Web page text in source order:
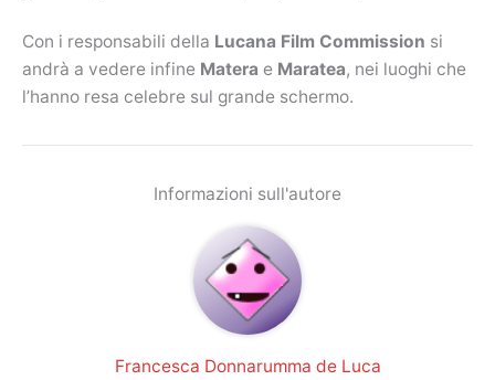
Con i responsabili della Lucana Film Commission si
andrà a vedere infine Matera e Maratea, nei luoghi che
l’hanno resa celebre sul grande schermo.
Informazioni sull'autore
Francesca Donnarumma de Luca